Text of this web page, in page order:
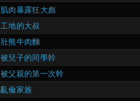
肌肉暴露狂大彪
工地的大叔
壯熊牛肉麵
被兒子的同學幹
被父親的第一次幹
亂倫家族